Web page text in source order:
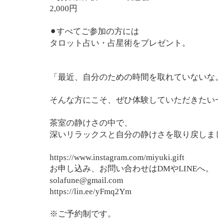
2,000円
⚫︎すべてご参加の方には
タロット占い・占星術をプレゼント。
「最近、自分のための時間を取れていないな
そんな方にこそ、ぜひ体験していただきたい
茶室の静けさの中で、
深いリラックスと自分の静けさを取り戻しま
https://www.instagram.com/miyuki.gift
お申し込み、お問い合わせはDMやLINEへ。
solafune@gmail.com
https://lin.ee/yFmq2Ym
※ご予約制です。